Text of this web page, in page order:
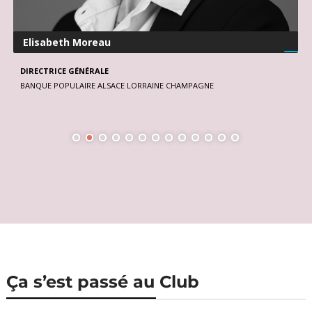
Elisabeth Moreau
DIRECTRICE GÉNÉRALE
BANQUE POPULAIRE ALSACE LORRAINE CHAMPAGNE
Ça s’est passé au Club